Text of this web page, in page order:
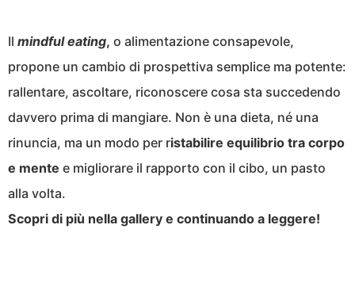
Il mindful eating, o alimentazione consapevole,
propone un cambio di prospettiva semplice ma potente:
rallentare, ascoltare, riconoscere cosa sta succedendo
davvero prima di mangiare. Non è una dieta, né una
rinuncia, ma un modo per ristabilire equilibrio tra corpo
e mente e migliorare il rapporto con il cibo, un pasto
alla volta.
Scopri di più nella gallery e continuando a leggere!